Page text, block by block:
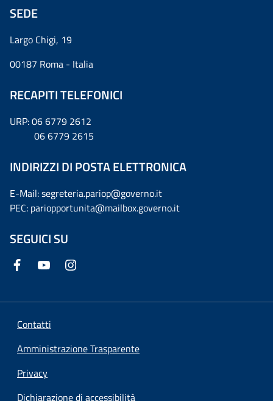
SEDE
Largo Chigi, 19
00187 Roma - Italia
RECAPITI TELEFONICI
URP: 06 6779 2612
06 6779 2615
INDIRIZZI DI POSTA ELETTRONICA
E-Mail: segreteria.pariop@governo.it
PEC: pariopportunita@mailbox.governo.it
SEGUICI SU
Contatti
Amministrazione Trasparente
Privacy
Dichiarazione di accessibilità